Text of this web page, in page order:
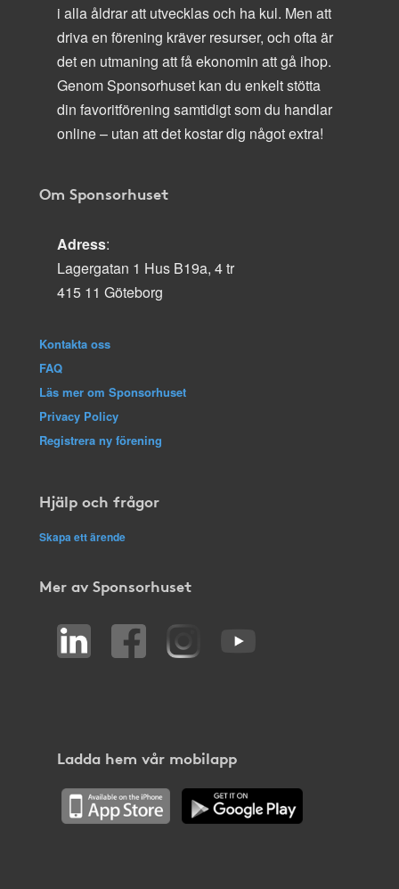
i alla åldrar att utvecklas och ha kul. Men att
driva en förening kräver resurser, och ofta är
det en utmaning att få ekonomin att gå ihop.
Genom Sponsorhuset kan du enkelt stötta
din favoritförening samtidigt som du handlar
online – utan att det kostar dig något extra!
Om Sponsorhuset
Adress:
Lagergatan 1 Hus B19a, 4 tr
415 11 Göteborg
Kontakta oss
FAQ
Läs mer om Sponsorhuset
Privacy Policy
Registrera ny förening
Hjälp och frågor
Skapa ett ärende
Mer av Sponsorhuset
Ladda hem vår mobilapp